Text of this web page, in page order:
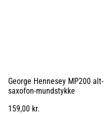
George Hennesey MP200 alt-
saxofon-mundstykke
159,00 kr.